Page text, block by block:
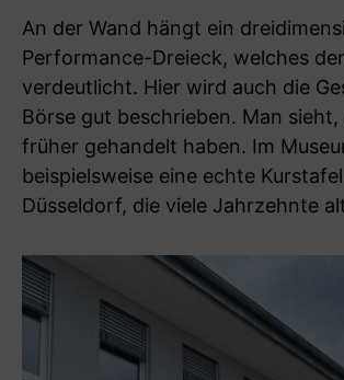
An der Wand hängt ein
Performance-Dreieck, welches
verdeutlicht. Hier wird auch die
Börse gut beschrieben. Man
früher gehandelt haben. Im
beispielsweise eine echte
Düsseldorf, die viele Jahrzehnte